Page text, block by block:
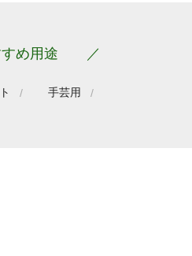
め用途 ／
手芸用